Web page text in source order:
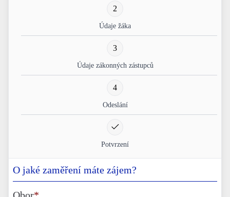
2
Údaje žáka
3
Údaje zákonných zástupců
4
Odeslání
Potvrzení
O jaké zaměření máte zájem?